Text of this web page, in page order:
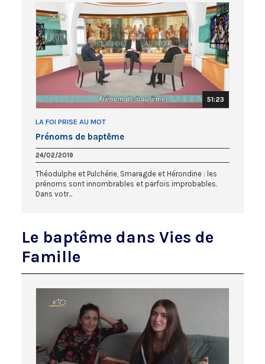
51:23
LA FOI PRISE AU MOT
Prénoms de baptême
24/02/2019
Théodulphe et Pulchérie, Smaragde et Hérondine : les
prénoms sont innombrables et parfois improbables.
Dans votr...
Le baptême dans Vies de
Famille